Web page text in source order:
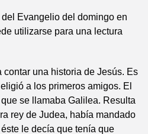
Evangelio del domingo en
utilizarse para una lectura
contar una historia de Jesús. Es
a los primeros amigos. El
se llamaba Galilea. Resulta
rey de Judea, había mandado
le decía que tenía que